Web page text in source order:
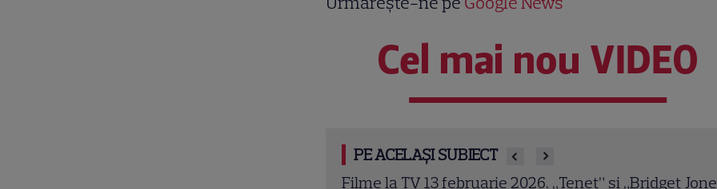
Cel mai nou VIDEO
PE ACELAȘI SUBIECT
Beowulf (2007). Ray Winstone și Angelina Jolie într-o